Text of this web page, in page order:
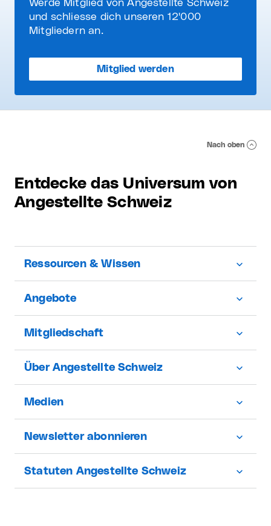
Werde Mitglied von Angestellte Schweiz
und schliesse dich unseren 12'000
Mitgliedern an.
Mitglied werden
Nach oben
Entdecke das Universum von
Angestellte Schweiz
Ressourcen & Wissen
Angebote
Mitgliedschaft
Über Angestellte Schweiz
Medien
Newsletter abonnieren
Statuten Angestellte Schweiz